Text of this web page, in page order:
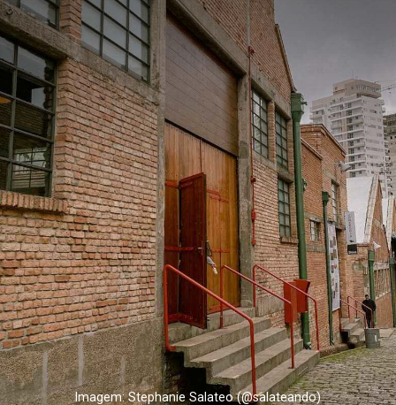
Imagem: Stephanie Salateo (@salateando)